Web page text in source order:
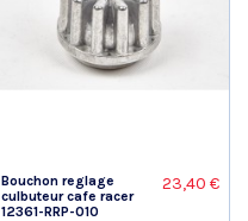
Bouchon reglage
culbuteur cafe racer
12361-RRP-010
23,40 €